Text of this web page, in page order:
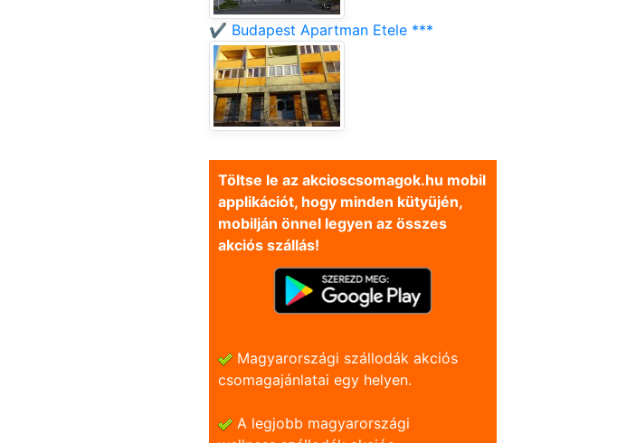
✔️ Budapest Apartman Etele ***
Töltse le az akcioscsomagok.hu mobil
applikációt, hogy minden kütyüjén,
mobilján önnel legyen az összes
akciós szállás!
Magyarországi szállodák akciós
csomagajánlatai egy helyen.
A legjobb magyarországi